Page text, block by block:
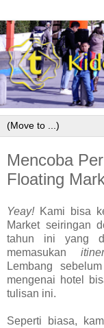
Mencoba
Floating
Yeay!Kami bisa
Market seiringan
tahun ini yang
memasukan
Lembang sebelum
mengenai hotel
tulisan ini.
Seperti biasa,